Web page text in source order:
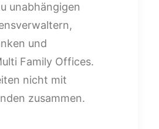
unabhängigen
und
Family Offices.
nicht mit
zusammen.